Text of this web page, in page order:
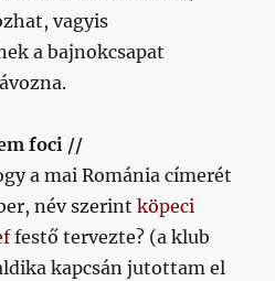
vagyis
a bajnokcsapat
foci //
a mai Románia címerét
név szerintköpeci
festő tervezte? (a klub
kapcsán jutottam el